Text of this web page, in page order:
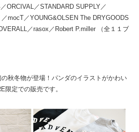
ORCIVAL／STANDARD SUPPLY／
mocT／YOUNG&OLSEN The DRYGOODS
／rasox／Robert P.miller （全１１ブ
秋冬物が登場！パンダのイラストがかわい
限定での販売です。